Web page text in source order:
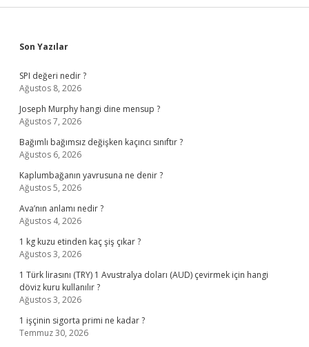
Sidebar
Son Yazılar
SPI değeri nedir ?
Ağustos 8, 2026
Joseph Murphy hangi dine mensup ?
Ağustos 7, 2026
Bağımlı bağımsız değişken kaçıncı sınıftır ?
Ağustos 6, 2026
Kaplumbağanın yavrusuna ne denir ?
Ağustos 5, 2026
Ava’nın anlamı nedir ?
Ağustos 4, 2026
1 kg kuzu etinden kaç şiş çıkar ?
Ağustos 3, 2026
1 Türk lirasını (TRY) 1 Avustralya doları (AUD) çevirmek için hangi
döviz kuru kullanılır ?
Ağustos 3, 2026
1 işçinin sigorta primi ne kadar ?
Temmuz 30, 2026